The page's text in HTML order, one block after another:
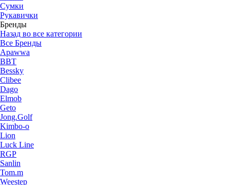
Сумки
Рукавички
Бренды
Назад во все категории
Все Бренды
Apawwa
BBT
Bessky
Clibee
Dago
Elmob
Geto
Jong.Golf
Kimbo-o
Lion
Luck Line
RGP
Sanlin
Tom.m
Weestep